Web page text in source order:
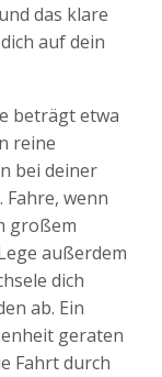
das klare
auf dein
beträgt etwa
reine
bei deiner
wenn
großem
außerdem
dich
ab. Ein
geraten
Fahrt durch